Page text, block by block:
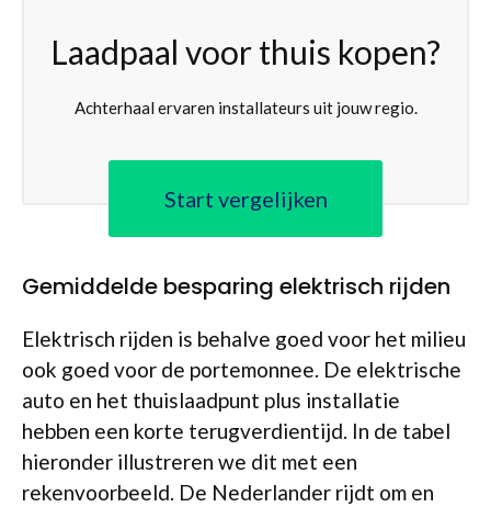
Laadpaal voor thuis kopen?
Achterhaal ervaren installateurs uit jouw regio.
Start vergelijken
Gemiddelde besparing elektrisch rijden
Elektrisch rijden is behalve goed voor het milieu
ook goed voor de portemonnee. De elektrische
auto en het thuislaadpunt plus installatie
hebben een korte terugverdientijd. In de tabel
hieronder illustreren we dit met een
rekenvoorbeeld. De Nederlander rijdt om en